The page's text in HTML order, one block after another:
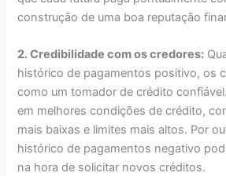
construção de uma boa reputação
2. Credibilidade com os credores:
histórico de pagamentos positivo, os
como um tomador de crédito
em melhores condições de crédito,
mais baixas e limites mais altos. Por
histórico de pagamentos negativo
na hora de solicitar novos créditos.